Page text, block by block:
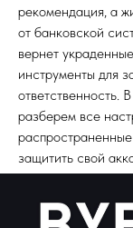
рекомендация, а
от банковской
вернет
инструменты для
ответственность.
разберем все
защитить свой